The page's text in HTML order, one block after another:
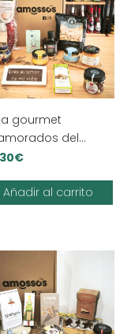
gourmet
del
€
Añadir al carrito